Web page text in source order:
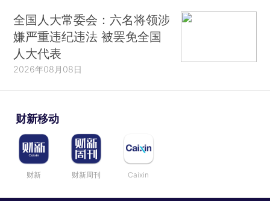
全国人大常委会：六名将领涉
嫌严重违纪违法 被罢免全国
人大代表
2026年08月08日
财新移动
财新 财新周刊 Caixin